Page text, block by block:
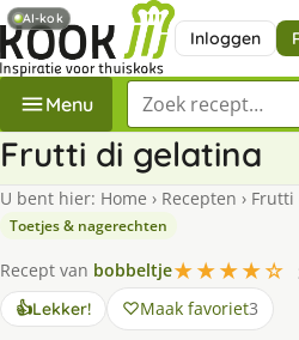
Inloggen
Menu Zoek een recept
Frutti di gelatina
U bent hier: Home › Recepten › Frutti
Toetjes & nagerechten
Recept van bobbeltje★★★★☆
👍Lekker! Maak favoriet3
AI-kok